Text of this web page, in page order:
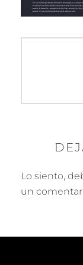
Lo siento,
un